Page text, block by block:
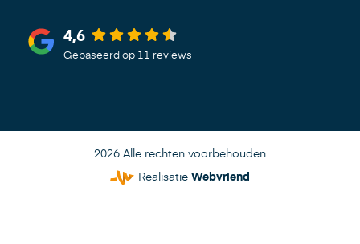
4,6
Gebaseerd op 11 reviews
2026 Alle rechten voorbehouden
RealisatieWebvriend